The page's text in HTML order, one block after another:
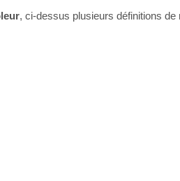
, ci-dessus plusieurs définitions